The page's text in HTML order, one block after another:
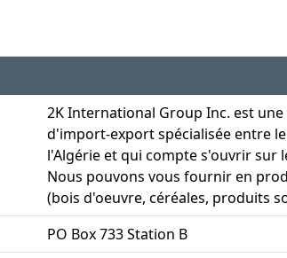
2K International Group Inc. est
d'import-export spécialisée entre
l'Algérie et qui compte s'ouvrir sur
Nous pouvons vous fournir en
(bois d'oeuvre, céréales, produits
PO Box 733 Station B